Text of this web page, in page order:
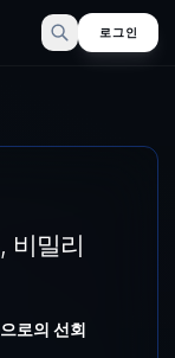
로그인
비밀리
로의 선회